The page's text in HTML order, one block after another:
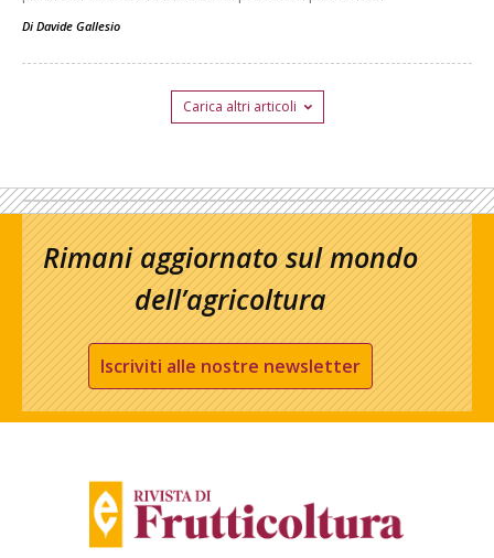
Di Davide Gallesio
Carica altri articoli
Rimani aggiornato sul mondo
dell’agricoltura
Iscriviti alle nostre newsletter